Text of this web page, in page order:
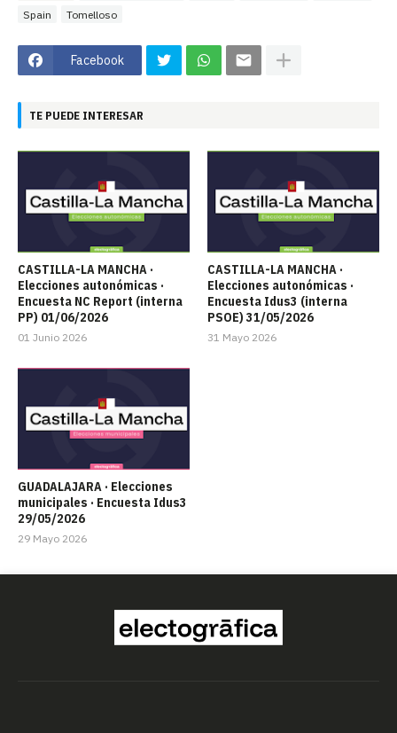
Spain
Tomelloso
Facebook
TE PUEDE INTERESAR
CASTILLA-LA MANCHA ·
Elecciones autonómicas ·
Encuesta NC Report (interna
PP) 01/06/2026
01 Junio 2026
CASTILLA-LA MANCHA ·
Elecciones autonómicas ·
Encuesta Idus3 (interna
PSOE) 31/05/2026
31 Mayo 2026
GUADALAJARA · Elecciones
municipales · Encuesta Idus3
29/05/2026
29 Mayo 2026